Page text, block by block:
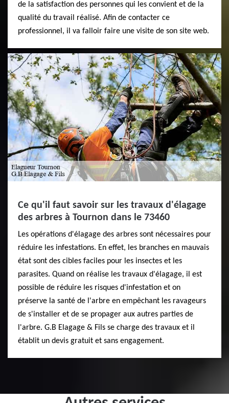
de la satisfaction des personnes qui les convient et de la
qualité du travail réalisé. Afin de contacter ce
professionnel, il va falloir faire une visite de son site web.
Ce qu'il faut savoir sur les travaux d'élagage
des arbres à Tournon dans le 73460
Les opérations d'élagage des arbres sont nécessaires pour
réduire les infestations. En effet, les branches en mauvais
état sont des cibles faciles pour les insectes et les
parasites. Quand on réalise les travaux d'élagage, il est
possible de réduire les risques d'infestation et on
préserve la santé de l'arbre en empêchant les ravageurs
de s'installer et de se propager aux autres parties de
l'arbre. G.B Elagage & Fils se charge des travaux et il
établit un devis gratuit et sans engagement.